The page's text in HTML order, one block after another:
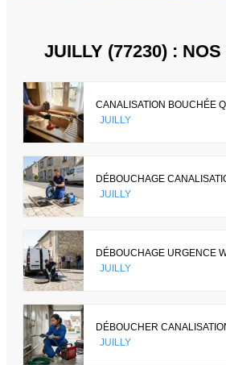
JUILLY (77230) :
CANALISATION BOUCHÉE
JUILLY
DÉBOUCHAGE
JUILLY
DÉBOUCHAGE URGENCE
JUILLY
DÉBOUCHER
JUILLY